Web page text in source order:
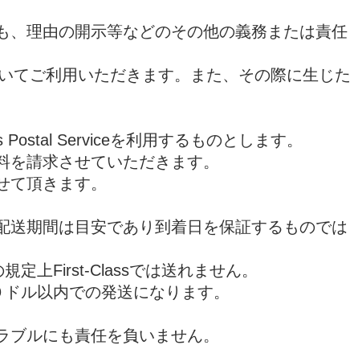
、理由の開示等などのその他の義務または責任
てご利用いただきます。また、その際に生じた
Serviceを利用するものとします。
請求させていただきます。
頂きます。
期間は目安であり到着日を保証するものでは
定上First-Classでは送れません。
ル以内での発送になります。
ルにも責任を負いません。